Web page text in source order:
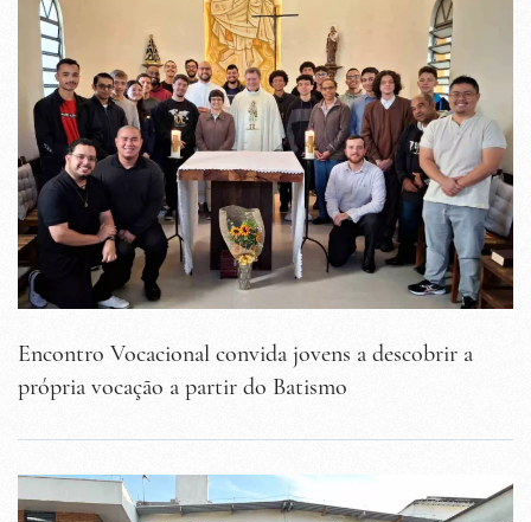
Encontro Vocacional convida jovens a descobrir a
própria vocação a partir do Batismo